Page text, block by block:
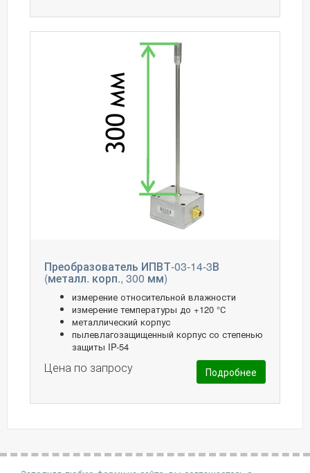
Преобразователь ИПВТ-03-14-3В
(металл. корп., 300 мм)
измерение относительной влажности
измерение температуры до +120 °С
металлический корпус
пылевлагозащищенный корпус со степенью
защиты IP-54
Цена по запросу Подробнее